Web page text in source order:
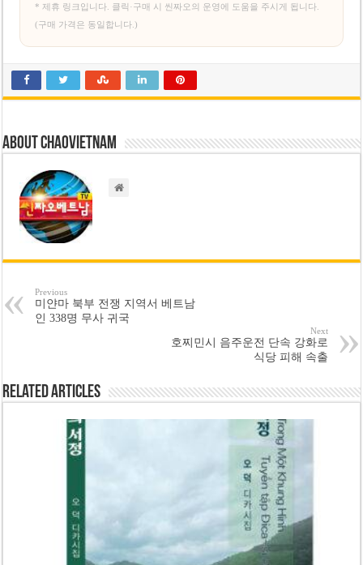
* 제휴 링크입니다. 클릭·구매 시 씬짜오의 운영에 도움을 주시게 됩니다.
(구매 가격은 동일합니다.)
About chaovietnam
Previous
미얀마 북부 전쟁 지역서 베트남
인 338명 무사 귀국
Next
호찌민시 음주운전 단속 강화로
식당 피해 속출
Related Articles